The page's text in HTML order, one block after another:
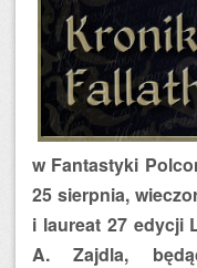
w Fantastyki
25 sierpnia,
i laureat 27 edycji
A. Zajdla,